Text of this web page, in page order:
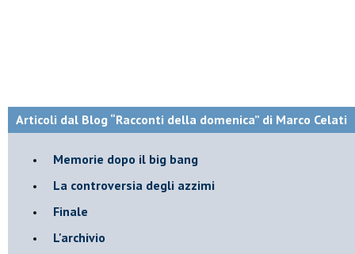
Articoli dal Blog “Racconti della domenica” di Marco Celati
Memorie dopo il big bang
La controversia degli azzimi
Finale
L'archivio